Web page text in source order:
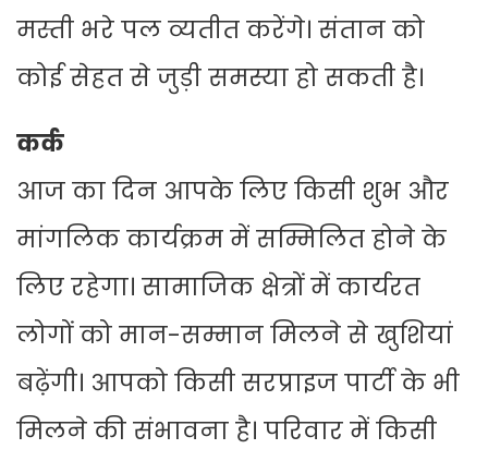
मस्ती भरे पल व्यतीत करेंगे। संतान को
कोई सेहत से जुड़ी समस्या हो सकती है।
कर्क
आज का दिन आपके लिए किसी शुभ और
मांगलिक कार्यक्रम में सम्मिलित होने के
लिए रहेगा। सामाजिक क्षेत्रों में कार्यरत
लोगों को मान-सम्मान मिलने से खुशियां
बढ़ेंगी। आपको किसी सरप्राइज पार्टी के भी
मिलने की संभावना है। परिवार में किसी